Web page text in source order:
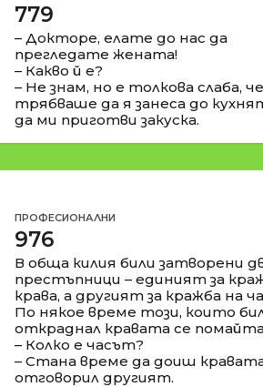
779
– Докторе, елате до нас да
прегледате жената!
– Какво й е?
– Не знам, но е толкова слаба, че
трябваше да я занеса до
да ми приготви закуска.
ПРОФЕСИОНАЛНИ
976
В обща килия били затворени
престъпници – единият за
крава, а другият за кражба на
По някое време този, които
откраднал кравата се
– Колко е часът?
– Стана време да доиш
отговорил другият.